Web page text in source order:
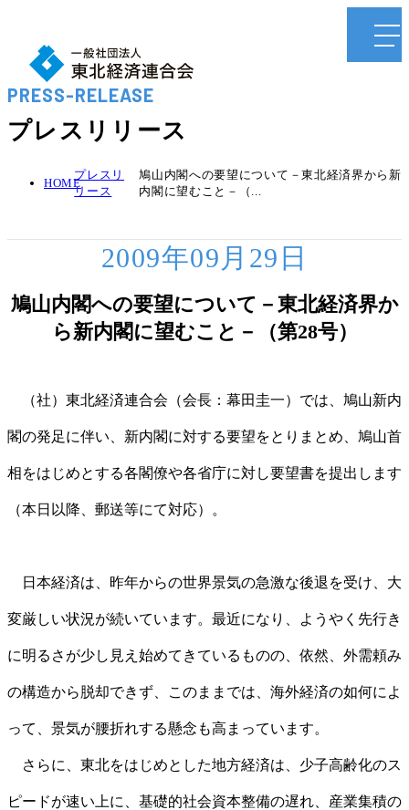
PRESS-RELEASE
プレスリリース
HOME
プレスリ
リース
鳩山内閣への要望について－東北経済界から新
内閣に望むこと－（...
2009年09月29日
鳩山内閣への要望について－東北経済界か
ら新内閣に望むこと－（第28号）
（社）東北経済連合会（会長：幕田圭一）では、鳩山新内
閣の発足に伴い、新内閣に対する要望をとりまとめ、鳩山首
相をはじめとする各閣僚や各省庁に対し要望書を提出します
（本日以降、郵送等にて対応）。
日本経済は、昨年からの世界景気の急激な後退を受け、大
変厳しい状況が続いています。最近になり、ようやく先行き
に明るさが少し見え始めてきているものの、依然、外需頼み
の構造から脱却できず、このままでは、海外経済の如何によ
って、景気が腰折れする懸念も高まっています。
さらに、東北をはじめとした地方経済は、少子高齢化のス
ピードが速い上に、基礎的社会資本整備の遅れ、産業集積の